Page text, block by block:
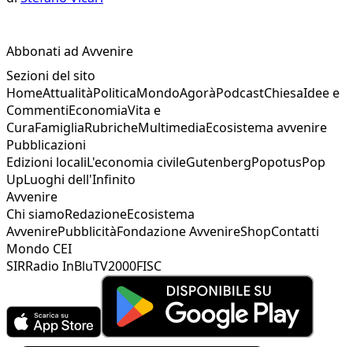
Abbonati ad Avvenire
Sezioni del sito
HomeAttualitàPoliticaMondoAgoràPodcastChiesaIdee e
CommentiEconomiaVita e
CuraFamigliaRubricheMultimediaEcosistema avvenire
Pubblicazioni
Edizioni localiL'economia civileGutenbergPopotusPop
UpLuoghi dell'Infinito
Avvenire
Chi siamoRedazioneEcosistema
AvvenirePubblicitàFondazione AvvenireShopContatti
Mondo CEI
SIRRadio InBluTV2000FISC